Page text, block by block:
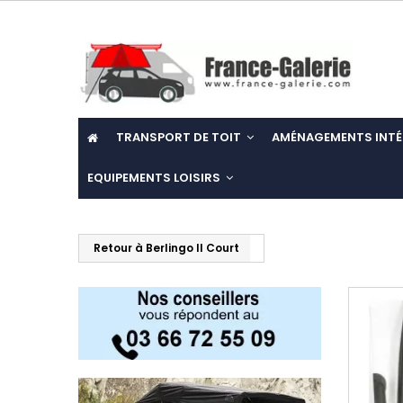
TRANSPORT DE TOIT AMÉNAGEMENTS
EQUIPEMENTS LOISIRS
Retour à Berlingo II Court